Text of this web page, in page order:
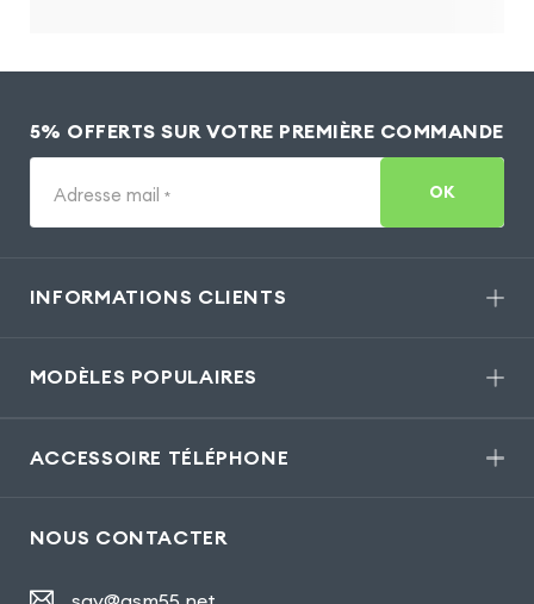
5% OFFERTS SUR VOTRE PREMIÈRE COMMANDE
Adresse mail * OK
INFORMATIONS CLIENTS
MODÈLES POPULAIRES
ACCESSOIRE TÉLÉPHONE
NOUS CONTACTER